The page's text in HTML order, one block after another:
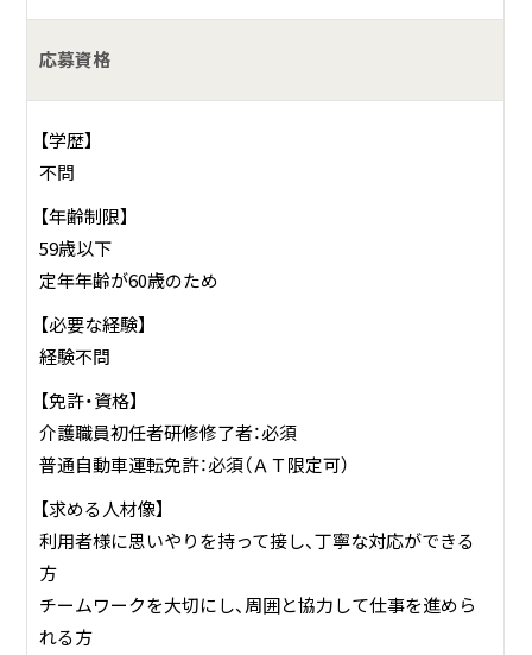
人やご家族の希望をもとにケアプランを作成し、各種介護サ
ービス事業所との調整や相談対応を行っています。
応募資格
【学歴】
不問
【年齢制限】
59歳以下
定年年齢が60歳のため
【必要な経験】
経験不問
【免許・資格】
介護職員初任者研修修了者：必須
普通自動車運転免許：必須（ＡＴ限定可）
【求める人材像】
利用者様に思いやりを持って接し、丁寧な対応ができる
方
チームワークを大切にし、周囲と協力して仕事を進めら
れる方